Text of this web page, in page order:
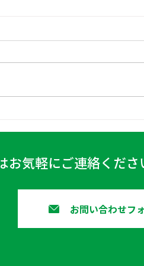
気軽にご連絡くださ
お問い合わせフ